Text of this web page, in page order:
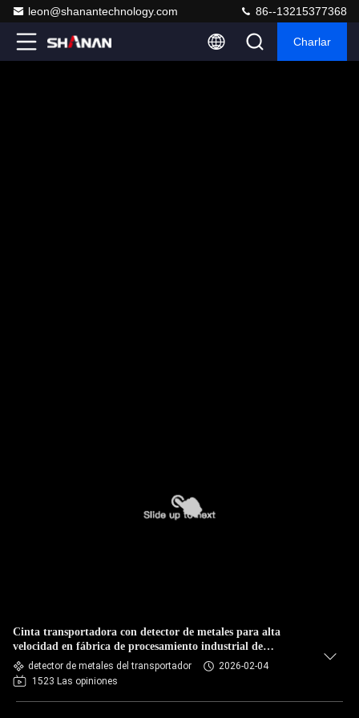
leon@shanantechnology.com 86--13215377368
Charlar
Cinta transportadora con detector de metales para alta
velocidad en fábrica de procesamiento industrial de
alimentos, línea de producción de alimentos
detector de metales del transportador
2026-02-04
1523 Las opiniones